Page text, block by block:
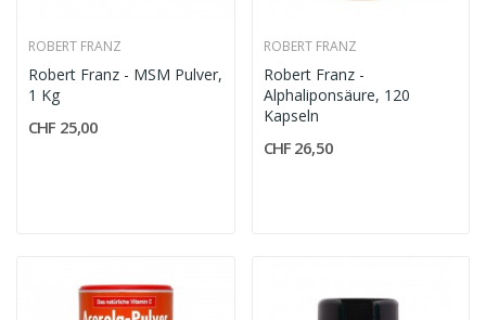
ROBERT FRANZ
Robert Franz - MSM Pulver,
1 Kg
CHF 25,00
ROBERT FRANZ
Robert Franz -
Alphaliponsäure, 120
Kapseln
CHF 26,50